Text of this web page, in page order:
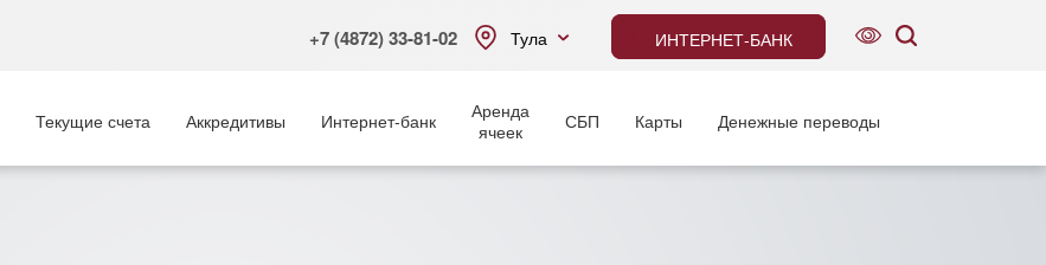
ИНТЕРНЕТ-БАНК
Тула
+7 (4872) 33-81-02
Текущие счета Аккредитивы Интернет-банк
Аренда
ячеек
СБП Карты Денежные переводы